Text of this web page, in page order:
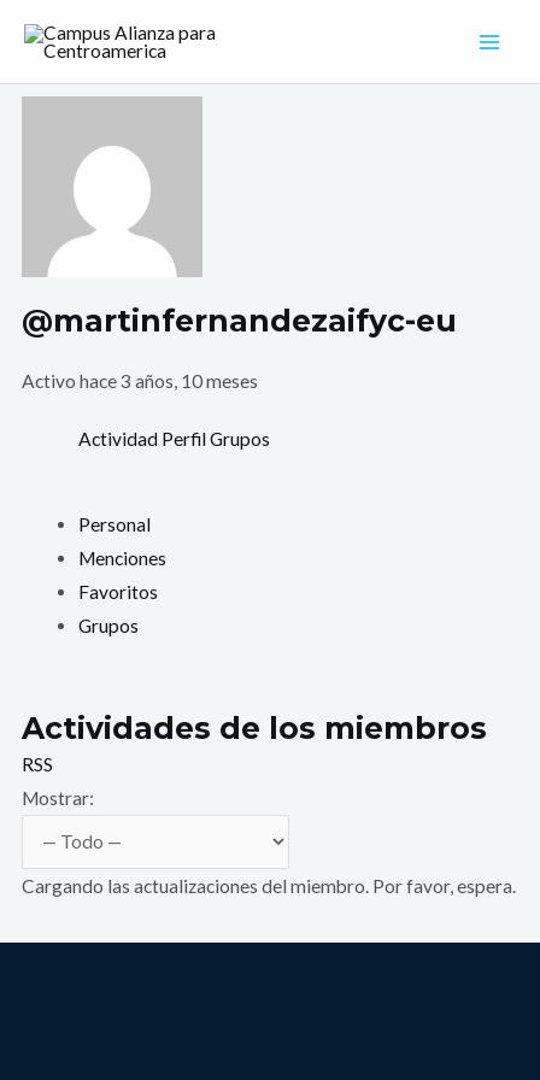
contenido
@martinfernandezaifyc-eu
Activo hace 3 años, 10 meses
Actividad PerfilGrupos
Personal
Menciones
Favoritos
Grupos
Actividades de los miembros
RSS
Mostrar:
Cargando las actualizaciones del miembro. Por favor, espera.